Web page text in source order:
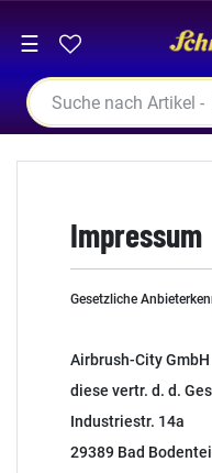
☰
Impressum
Gesetzliche
Airbrush-City GmbH
diese vertr. d. d.
Industriestr. 14a
29389 Bad